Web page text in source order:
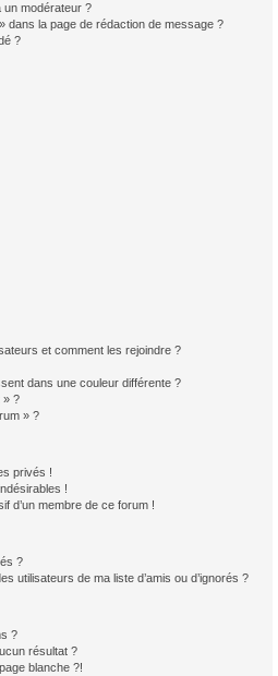
modérateur ?
dans la page de rédaction de message ?
?
et comment les rejoindre ?
dans une couleur différente ?
» ?
» ?
privés !
!
d’un membre de ce forum !
?
utilisateurs de ma liste d’amis ou d’ignorés ?
?
résultat ?
blanche ?!